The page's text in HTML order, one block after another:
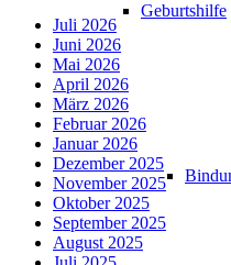
Geburtshilfe
Juli 2026
Juni 2026
Mai 2026
April 2026
März 2026
Februar 2026
Januar 2026
Dezember 2025
November 2025
Oktober 2025
September 2025
August 2025